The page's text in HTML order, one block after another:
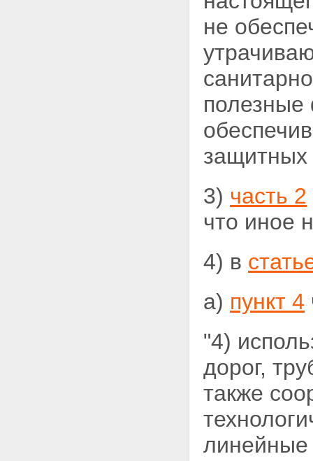
не
полезные
3) часть 2
что иное
4) в
а) пункт 4
"4)
дорог,
также
линейные